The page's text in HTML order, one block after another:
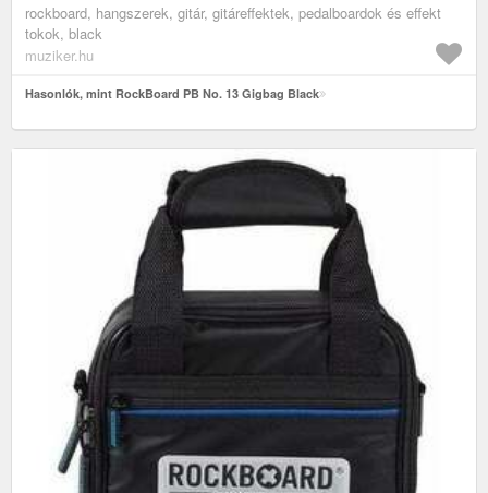
rockboard, hangszerek, gitár, gitáreffektek, pedalboardok és effekt
tokok, black
muziker.hu
Hasonlók, mint RockBoard PB No. 13 Gigbag Black